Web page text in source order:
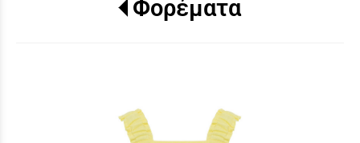
Φορέματα